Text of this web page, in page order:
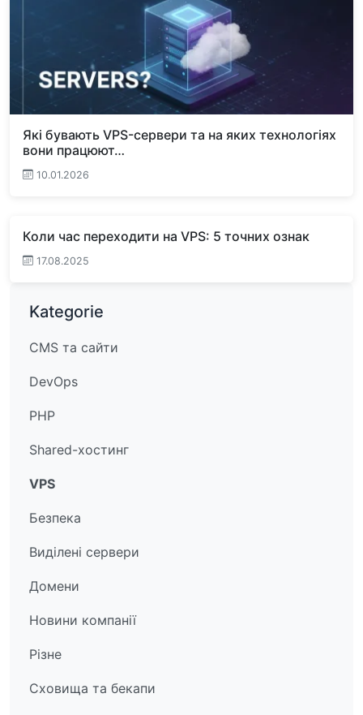
Які бувають VPS-сервери та на яких технологіях
вони працюют…
10.01.2026
Коли час переходити на VPS: 5 точних ознак
17.08.2025
Kategorie
CMS та сайти
DevOps
PHP
Shared-хостинг
VPS
Безпека
Виділені сервери
Домени
Новини компанії
Різне
Сховища та бекапи